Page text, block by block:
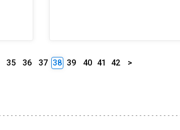
35 36 37 38 39 40 41 42 >